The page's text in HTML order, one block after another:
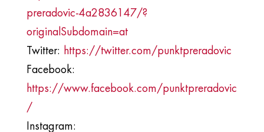
preradovic-4a2836147/?
originalSubdomain=at
Twitter:
https://twitter.com/punktpreradovic
Facebook:
https://www.facebook.com/punktpreradovic
/
Instagram: